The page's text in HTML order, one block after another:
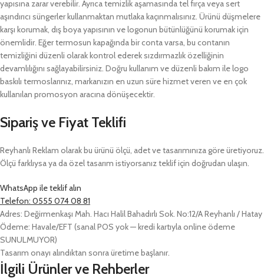
yapısına zarar verebilir. Ayrıca temizlik aşamasında tel fırça veya sert
aşındırıcı süngerler kullanmaktan mutlaka kaçınmalısınız. Ürünü düşmelere
karşı korumak, dış boya yapısının ve logonun bütünlüğünü korumak için
önemlidir. Eğer termosun kapağında bir conta varsa, bu contanın
temizliğini düzenli olarak kontrol ederek sızdırmazlık özelliğinin
devamlılığını sağlayabilirsiniz. Doğru kullanım ve düzenli bakım ile logo
baskılı termoslarınız, markanızın en uzun süre hizmet veren ve en çok
kullanılan promosyon aracına dönüşecektir.
Sipariş ve Fiyat Teklifi
Reyhanlı Reklam olarak bu ürünü ölçü, adet ve tasarımınıza göre üretiyoruz.
Ölçü farklıysa ya da özel tasarım istiyorsanız teklif için doğrudan ulaşın.
WhatsApp ile teklif alın
Telefon: 0555 074 08 81
Adres: Değirmenkaşı Mah. Hacı Halil Bahadırlı Sok. No:12/A Reyhanlı / Hatay
Ödeme: Havale/EFT (sanal POS yok — kredi kartıyla online ödeme
SUNULMUYOR)
Tasarım onayı alındıktan sonra üretime başlanır.
İlgili Ürünler ve Rehberler